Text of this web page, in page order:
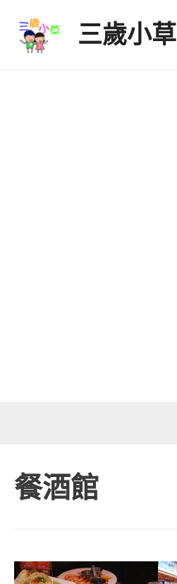
content
三歲小草
餐酒館